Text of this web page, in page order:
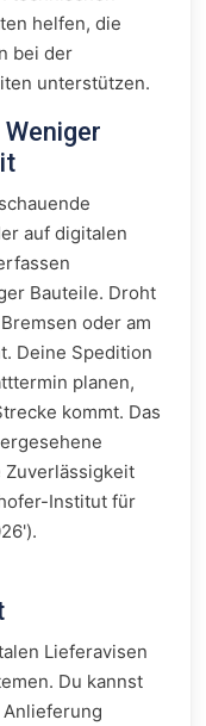
helfen, die
bei der
unterstützen.
auf digitalen
Bauteile. Droht
oder am
Deine Spedition
planen,
kommt. Das
Institut für
Lieferavisen
Du kannst